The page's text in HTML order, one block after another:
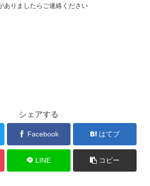
ありましたらご連絡ください
シェアする
Facebook はてブ
LINE コピー